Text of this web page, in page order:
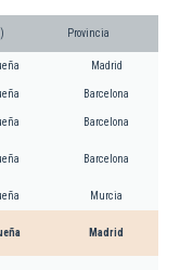
Provincia
Madrid
Barcelona
Barcelona
Barcelona
Murcia
Madrid